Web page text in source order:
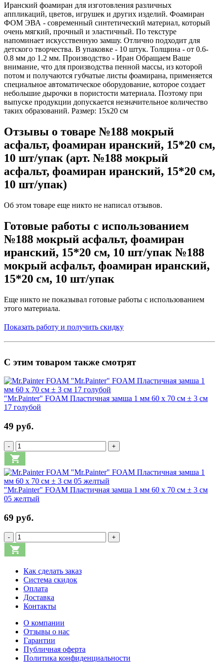
Иранский фоамиран для изготовления различных
аппликаций, цветов, игрушек и других изделий. Фоамиран
ФОМ ЭВА - современный синтетический материал, который
очень мягкий, прочный и эластичный. По текстуре
напоминает искусственную замшу. Отлично подходит для
детского творчества. В упаковке - 10 штук. Толщина - от 0.6-
0.8 мм до 1.2 мм. Производство - Иран Обращаем Ваше
внимание, что для производства пенной массы, из которой
потом и получаются губчатые листы фоамирана, применяется
специальное автоматическое оборудование, которое создает
небольшие дырочки в пористости материала. Поэтому при
выпуске продукции допускается незначительное количество
таких образований. Размер: 15x20 см
Отзывы о товаре №188 мокрый
асфальт, фоамиран иранский, 15*20 см,
10 шт/упак (арт. №188 мокрый
асфальт, фоамиран иранский, 15*20 см,
10 шт/упак)
Об этом товаре еще никто не написал отзывов.
Готовые работы с использованием
№188 мокрый асфальт, фоамиран
иранский, 15*20 см, 10 шт/упак №188
мокрый асфальт, фоамиран иранский,
15*20 см, 10 шт/упак
Еще никто не показывал готовые работы с использованием
этого материала.
Показать работу и получить скидку
С этим товаром также смотрят
"Mr.Painter" FOAM Пластичная замша 1 мм 60 x 70 см ± 3 см
17 голубой
49 руб.
- +
"Mr.Painter" FOAM Пластичная замша 1 мм 60 x 70 см ± 3 см
05 желтый
69 руб.
- +
Как сделать заказ
Система скидок
Оплата
Доставка
Контакты
О компании
Отзывы о нас
Гарантии
Публичная оферта
Политика конфиденциальности